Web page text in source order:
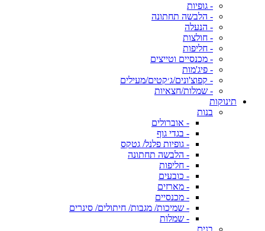
- גופיות
- הלבשה תחתונה
- הנעלה
- חולצות
- חליפות
- מכנסיים וטייצים
- פיג'מות
- קפוצ'ונים/ג׳קטים/מעילים
- שמלות/חצאיות
תינוקות
בנות
- אוברולים
- בגדי גוף
- גופיות פלנל/ גטקס
- הלבשה תחתונה
- חליפות
- כובעים
- מארזים
- מכנסיים
- שמיכות/ מגבות/ חיתולים/ סינרים
- שמלות
בנים